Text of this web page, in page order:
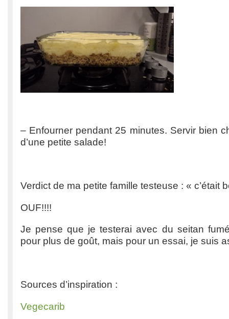
– Enfourner pendant 25 minutes. Servir bien
d’une petite salade!
Verdict de ma petite famille testeuse : « c’était
OUF!!!!
Je pense que je testerai avec du seitan
pour plus de goût, mais pour un essai, je suis
Sources d’inspiration :
Vegecarib